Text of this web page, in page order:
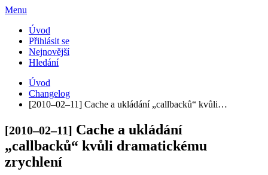
Menu
Úvod
Přihlásit se
Nejnovější
Hledání
Úvod
Changelog
[2010–02–11] Cache a ukládání „callbacků“ kvůli…
[2010–02–11] Cache a ukládání
„callbacků“ kvůli dramatickému
zrychlení